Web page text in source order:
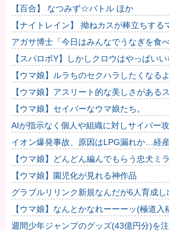
【百合】 なつみず☆バトル ほか
【ナイトレイン】 拗ねカスが棒立ちする
処法
アガサ博士「今日はみんなでうなぎを食
【スパロボY】しかしクロウはやっぱいい
力的すぎる…！
【ウマ娘】ルラちのセクハラしたくなる
だろうね
【ウマ娘】アスリート的な美しさがある
いよね…
【ウマ娘】セイバーなウマ娘たち。
AIが指示なく個人や組織に対しサイバー
能評価試験中！
イオン爆発事故、原因はLPG漏れか…経
【ウマ娘】どんどん編んでもらう忠犬ミ
【ウマ娘】園児化が見れる神作品
グラブルリリンク新規なんだが6人育成し
れ全キャラ育成するのにどんだけかかる
【ウマ娘】なんとかなれーーーッ(極道入
週間少年ジャンプのグッズ(43億円分)を注